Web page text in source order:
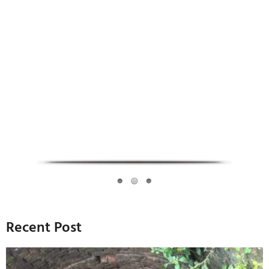
Recent Post